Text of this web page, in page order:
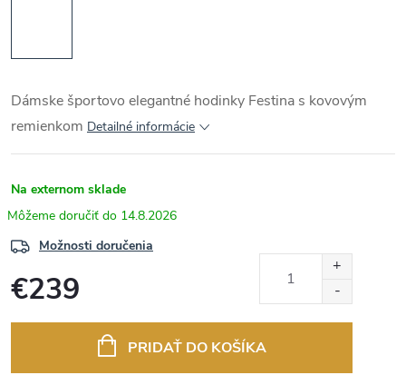
Dámske športovo elegantné hodinky Festina s kovovým
remienkom Detailné informácie
Na externom sklade
14.8.2026
Možnosti doručenia
€239
PRIDAŤ DO KOŠÍKA